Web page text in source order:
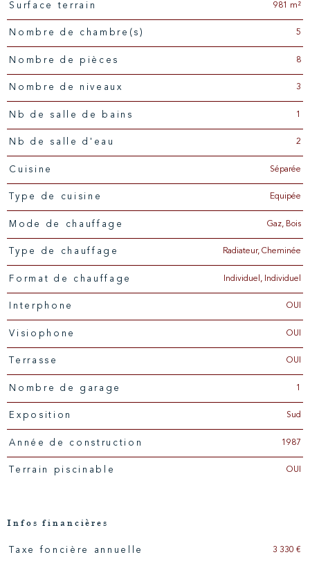
surface terrain 981 m²
Nombre de chambre(s) 5
Nombre de pièces 8
Nombre de niveaux 3
Nb de salle de bains 1
Nb de salle d'eau 2
Cuisine Séparée
Type de cuisine Equipée
Mode de chauffage Gaz, Bois
Type de chauffage Radiateur, Cheminée
Format de chauffage Individuel, Individuel
Interphone OUI
Visiophone OUI
Terrasse OUI
Nombre de garage 1
Exposition Sud
Année de construction 1987
Terrain piscinable OUI
Infos financières
Caractéristiques Valeurs
Taxe foncière annuelle 3 330 €